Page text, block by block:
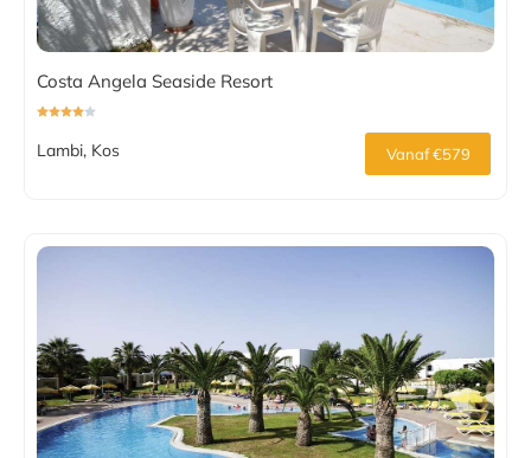
Costa Angela Seaside Resort
Lambi, Kos Vanaf €579